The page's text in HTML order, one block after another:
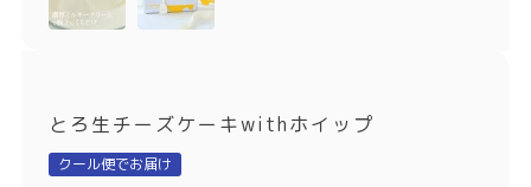
季節限定
¥2,000〜¥3,999
〜¥1,999
とろ生チーズケーキwithホイップ
クール便でお届け